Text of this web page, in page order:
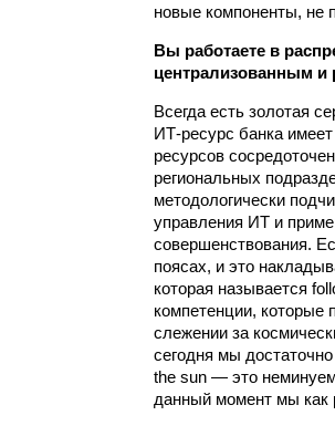
новые компоненты, не
Вы работаете в
централизованным
Всегда есть золотая
ИТ-ресурс банка
ресурсов
региональных
методологически
управления ИТ и
совершенствования.
поясах, и это
которая называется
компетенции, которые
слежении за
сегодня мы
the sun — это
данный момент мы как